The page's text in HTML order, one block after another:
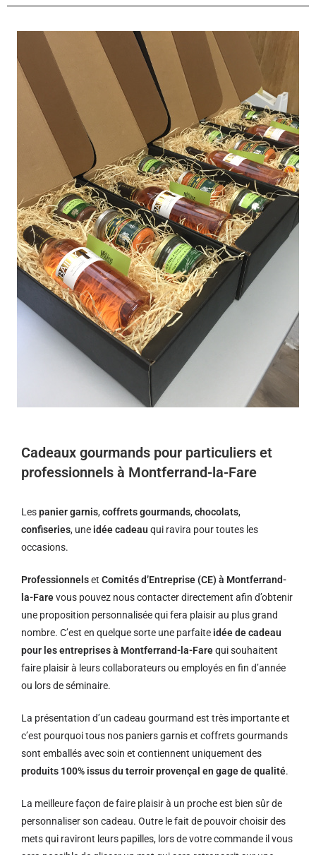
Cadeaux gourmands pour particuliers et
professionnels à Montferrand-la-Fare
Lespanier garnis,coffrets gourmands,chocolats,
confiseries, une idée cadeau qui ravira pour toutes les
occasions.
Professionnelset Comités d’Entreprise (CE) à Montferrand-
la-Farevous pouvez nous contacter directement afin d’obtenir
une proposition personnalisée qui fera plaisir au plus grand
nombre. C’est en quelque sorte une parfaite idée de cadeau
pour les entreprises à Montferrand-la-Farequi souhaitent
faire plaisir à leurs collaborateurs ou employés en fin d’année
ou lors de séminaire.
La présentation d’un cadeau gourmand est très importante et
c’est pourquoi tous nos paniers garnis et coffrets gourmands
sont emballés avec soin et contiennent uniquement des
produits 100% issus du terroir provençal en gage de qualité.
La meilleure façon de faire plaisir à un proche est bien sûr de
personnaliser son cadeau. Outre le fait de pouvoir choisir des
mets qui raviront leurs papilles, lors de votre commande il vous